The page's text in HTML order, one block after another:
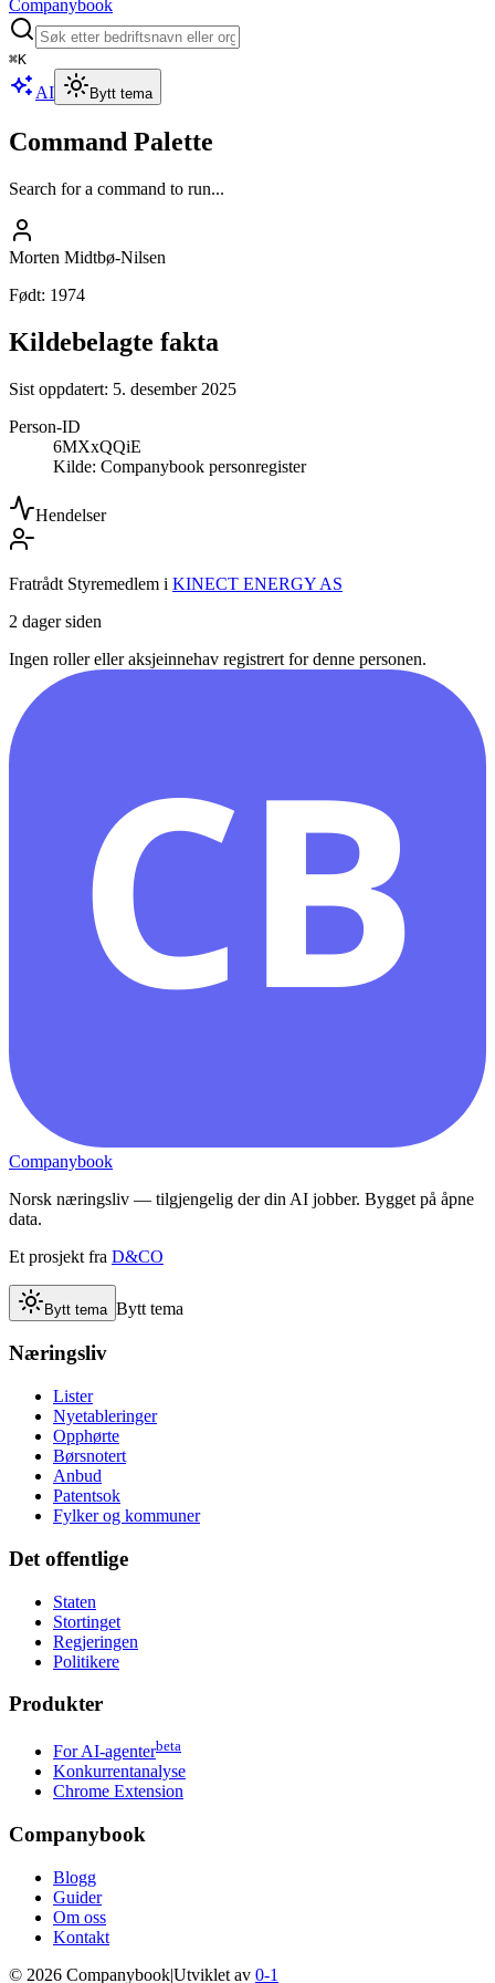
Companybook
⌘K
AI Bytt tema
Command Palette
Search for a command to run...
Morten Midtbø-Nilsen
Født: 1974
Kildebelagte fakta
Sist oppdatert: 5. desember 2025
Person-ID
6MXxQQiE
Kilde: Companybook personregister
Hendelser
Fratrådt Styremedlem i KINECT ENERGY AS
2 dager siden
Ingen roller eller aksjeinnehav registrert for denne personen.
CB
Companybook
Norsk næringsliv — tilgjengelig der din AI jobber. Bygget på åpne
data.
Et prosjekt fra D&CO
Bytt tema Bytt tema
Næringsliv
Lister
Nyetableringer
Opphørte
Børsnotert
Anbud
Patentsok
Fylker og kommuner
Det offentlige
Staten
Stortinget
Regjeringen
Politikere
Produkter
For AI-agenterbeta
Konkurrentanalyse
Chrome Extension
Companybook
Blogg
Guider
Om oss
Kontakt
© 2026 Companybook|Utviklet av 0-1